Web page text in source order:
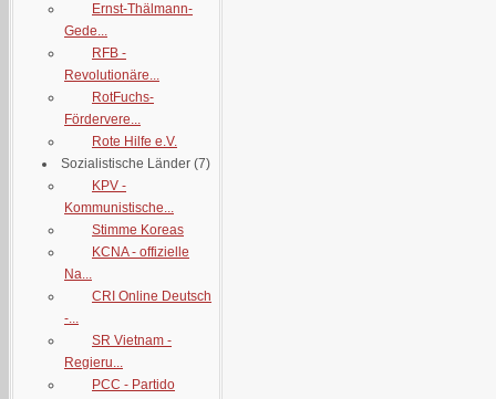
Ernst-Thälmann-
Gede...
RFB -
Revolutionäre...
RotFuchs-
Fördervere...
Rote Hilfe e.V.
Sozialistische Länder (7)
KPV -
Kommunistische...
Stimme Koreas
KCNA - offizielle
Na...
CRI Online Deutsch
-...
SR Vietnam -
Regieru...
PCC - Partido